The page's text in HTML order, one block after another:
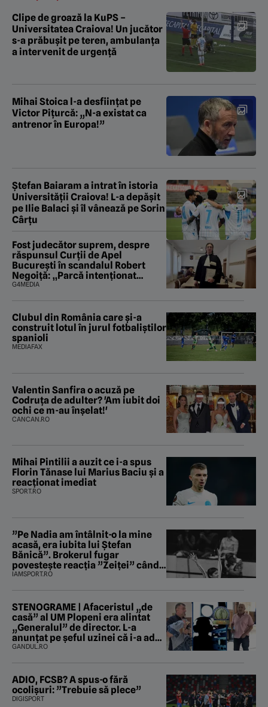
Clipe de groază la KuPS –
Universitatea Craiova! Un jucător
s-a prăbușit pe teren, ambulanța
a intervenit de urgență
Mihai Stoica l-a desființat pe
Victor Pițurcă: „N-a existat ca
antrenor în Europa!”
Ștefan Baiaram a intrat în istoria
Universității Craiova! L-a depășit
pe Ilie Balaci și îl vânează pe Sorin
Cârțu
Fost judecător suprem, despre
răspunsul Curții de Apel
București în scandalul Robert
Negoiță: „Parcă intenționat
urmăresc să saboteze și ultima
G4MEDIA
Clubul din România care și-a
construit lotul în jurul fotbaliștilor
spanioli
MEDIAFAX
Valentin Sanfira o acuză pe
Codruța de adulter? 'Am iubit doi
ochi ce m-au înșelat!'
CANCAN.RO
Mihai Pintilii a auzit ce i-a spus
Florin Tănase lui Marius Baciu și a
reacționat imediat
SPORT.RO
”Pe Nadia am întâlnit-o la mine
acasă, era iubita lui Ștefan
Bănică”. Brokerul fugar
povestește reacția ”Zeiței” când
i-a intrat în baie
IAMSPORT.RO
STENOGRAME | Afaceristul „de
casă” al UM Plopeni era alintat
„Generalul” de director. L-a
anunțat pe șeful uzinei că i-a adus
„subțireanu, așa”
GANDUL.RO
ADIO, FCSB? A spus-o fără
ocolișuri: ”Trebuie să plece”
DIGISPORT